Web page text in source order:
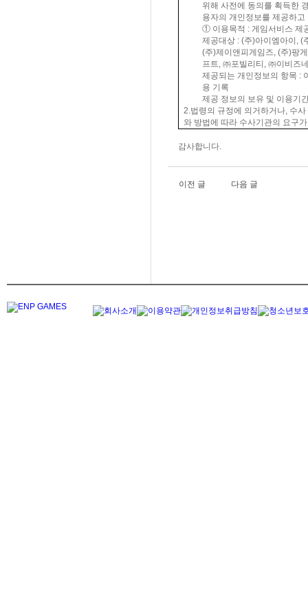
위해 사전에 동의를 획득한
용자의 개인정보를 제공하고
① 이용목적 : 게임서비스 제
제공대상: (주)아이엠아이 , (
(주)제이앤피게임즈, (주)팡
프트, ㈜포빌리티 , ㈜이비즈
제공되는 개인정보의 항목 :
용 기록
제공 정보의 보유 및 이용기
2.법령의 규정에 의거하거나, 수
와 방법에 따라 수사기관의 요구
감사합니다.
이전 글 다음 글